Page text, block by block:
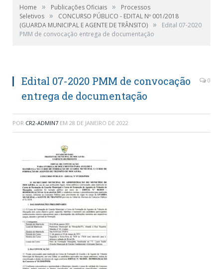
Home » Publicações Oficiais »
Processos
Seletivos »
CONCURSO PÚBLICO - EDITAL Nº 001/2018
(GUARDA MUNICIPAL E AGENTE DE TRÂNSITO) »
Edital 07-2020
PMM de convocação entrega de documentação
Edital 07-2020 PMM de convocação
entrega de documentação
0
POR CR2-ADMIN7 EM 28 DE JANEIRO DE 2022